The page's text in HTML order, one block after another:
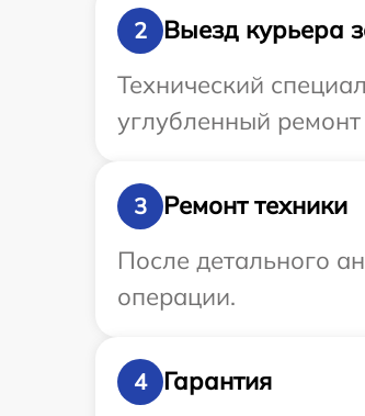
2
Выезд курьера
Технический
углубленный
3
Ремонт техники
После детального
операции.
4
Гарантия